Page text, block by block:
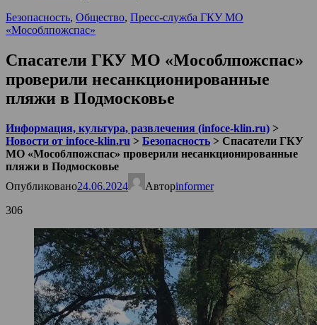
Безопасность, Общество, Пресс-служба ГКУ МО
«Мособлпожспас»
Спасатели ГКУ МО «Мособлпожспас»
проверили несанкционированные
пляжи в Подмосковье
Информация, культура, развлечения (infoce-klin.ru) >
Новости от infoce-klin.ru > Безопасность > Спасатели ГКУ
МО «Мособлпожспас» проверили несанкционированные
пляжи в Подмосковье
Опубликовано24.06.2024 Авторinformer
306